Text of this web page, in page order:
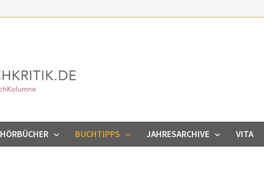
HÖRBÜCHER BUCHTIPPS JAHRESARCHIVE VITA